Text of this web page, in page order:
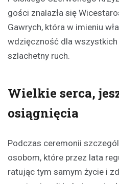
gości znalazła się
Gawrych, która w imieniu
wdzięczność dla
szlachetny ruch.
Wielkie serca,
osiągnięcia
Podczas ceremonii
osobom, które przez lata
ratując tym samym życie i